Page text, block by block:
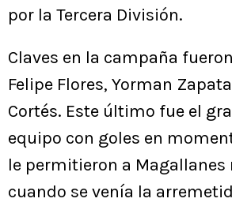
por la Tercera División.
Claves en la campaña
Felipe Flores, Yorman
Cortés. Este último fue el
equipo con goles en
le permitieron a Magallanes
cuando se venía la